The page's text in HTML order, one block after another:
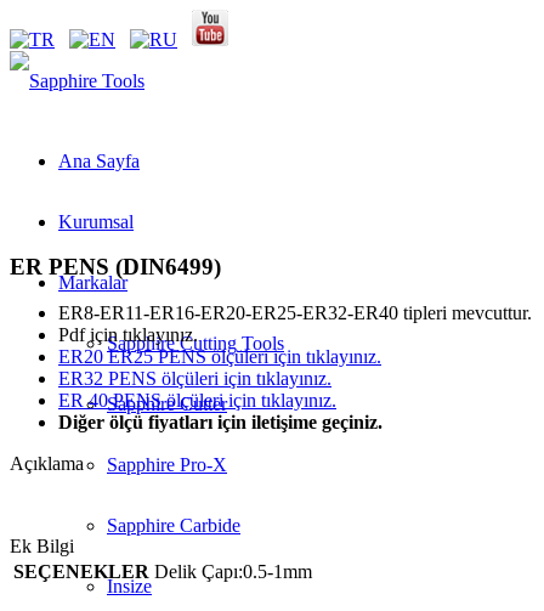
Ana Sayfa
Kurumsal
Markalar
Sapphire Cutting Tools
Sapphire Cutter
Sapphire Pro-X
Sapphire Carbide
Insize
ER PENS (DIN6499)
ER8-ER11-ER16-ER20-ER25-ER32-ER40 tipleri mevcuttur.
Pdf için tıklayınız.
ER20 ER25 PENS ölçüleri için tıklayınız.
ER32 PENS ölçüleri için tıklayınız.
ER 40 PENS ölçüleri için tıklayınız.
Diğer ölçü fiyatları için iletişime geçiniz.
Açıklama
Ek Bilgi
SEÇENEKLER Delik Çapı:0.5-1mm